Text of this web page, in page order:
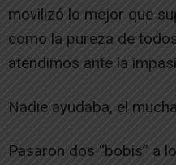
movilizó lo mejor que
como la pureza de
atendimos ante la
Nadie ayudaba, el
Pasaron dos “bobis” a